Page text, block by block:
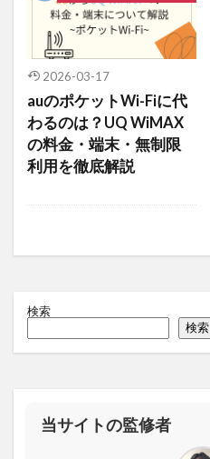
2026-03-17
auのポケットWi-Fiに代
わるのは？UQ WiMAX
の料金・端末・無制限
利用を徹底解説
検索
検索
当サイトの監修者